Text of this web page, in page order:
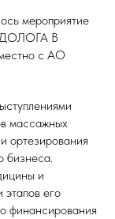
мероприятие
В
с АО
массажных
ортезирования
бизнеса.
и
его
финансирования